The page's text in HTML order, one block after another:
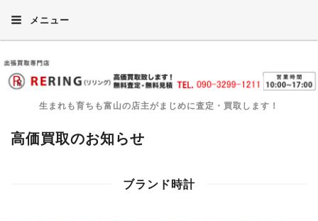
メニュー
生まれも育ちも富山の店主がまじめに査定・買取します！
高価買取のお知らせ
ブランド時計